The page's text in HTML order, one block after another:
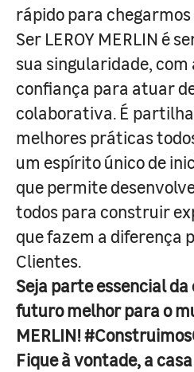
rápido para chegarmos
Ser LEROY MERLIN é
sua singularidade,
confiança para atuar
colaborativa. É
melhores práticas
um espírito único de
que permite
todos para construir
que fazem a diferença
Clientes.
Seja parte essencial
futuro melhor para o
MERLIN!
Fique à vontade, a